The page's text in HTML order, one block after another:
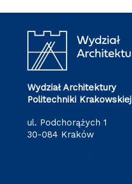
Wydział Architektury
Politechniki Krakowskiej
ul. Podchorążych 1
30-084 Kraków